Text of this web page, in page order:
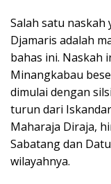
Salah satu naskah
Djamaris adalah
bahas ini. Naskah
Minangkabau
dimulai dengan
turun dari
Maharaja Diraja,
Sabatang dan
wilayahnya.